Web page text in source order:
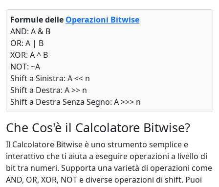
Formule delle Operazioni Bitwise
AND: A & B
OR: A | B
XOR: A ^ B
NOT: ~A
Shift a Sinistra: A << n
Shift a Destra: A >> n
Shift a Destra Senza Segno: A >>> n
Che Cos'è il Calcolatore Bitwise?
Il Calcolatore Bitwise è uno strumento semplice e
interattivo che ti aiuta a eseguire operazioni a livello di
bit tra numeri. Supporta una varietà di operazioni come
AND, OR, XOR, NOT e diverse operazioni di shift. Puoi